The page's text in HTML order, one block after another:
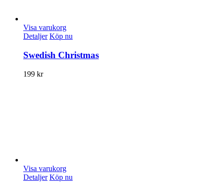
Visa varukorg
Detaljer Köp nu
Swedish Christmas
199 kr
Visa varukorg
Detaljer Köp nu